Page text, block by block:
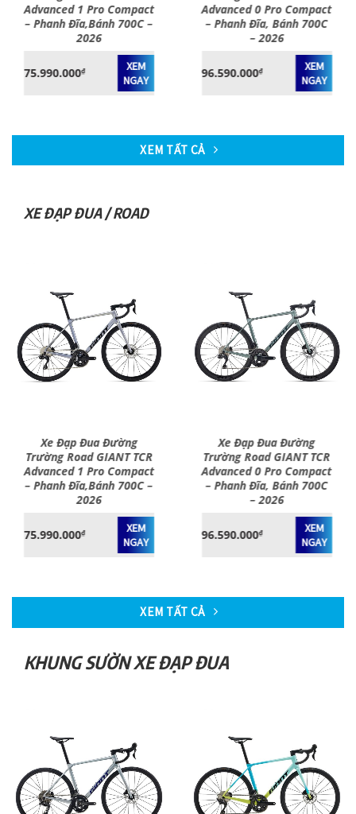
Advanced 1 Pro Compact
– Phanh Đĩa,Bánh 700C –
2026
75.990.000₫
XEM
NGAY
Advanced 0 Pro Compact
– Phanh Đĩa, Bánh 700C
– 2026
96.590.000₫
XEM
NGAY
XEM TẤT CẢ
XE ĐẠP ĐUA / ROAD
Xe Đạp Đua Đường
Trường Road GIANT TCR
Advanced 1 Pro Compact
– Phanh Đĩa,Bánh 700C –
2026
75.990.000₫
XEM
NGAY
Xe Đạp Đua Đường
Trường Road GIANT TCR
Advanced 0 Pro Compact
– Phanh Đĩa, Bánh 700C
– 2026
96.590.000₫
XEM
NGAY
XEM TẤT CẢ
KHUNG SƯỜN XE ĐẠP ĐUA